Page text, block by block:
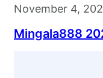
November 4,
Mingala888